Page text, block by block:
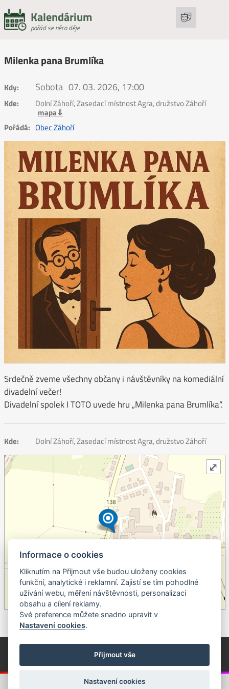
Kalendárium
pořád se něco děje
Milenka pana Brumlíka
Kdy: Sobota 07. 03. 2026, 17:00
Kde: Dolní Záhoří, Zasedací místnost Agra, družstvo Záhoří
mapa⇩
Pořádá: Obec Záhoří
Srdečně zveme všechny občany i návštěvníky na komediální
divadelní večer!
Divadelní spolek I TOTO uvede hru „Milenka pana Brumlíka“.
Kde: Dolní Záhoří, Zasedací místnost Agra, družstvo Záhoří
©OpenStreetMapcontributors.
⤢
© Píseckem / Kalendárium (Změna programu vyhrazena!)
(Cookies)
© 2018 - 2026 Realizace a správa webu:
Informace o cookies
Kliknutím na Přijmout vše budou uloženy cookies
funkční, analytické i reklamní. Zajistí se tím pohodlné
užívání webu, měření návštěvnosti, personalizaci
obsahu a cílení reklamy.
Své preference můžete snadno upravit v
Nastavení cookies.
Přijmout vše
Nastavení cookies